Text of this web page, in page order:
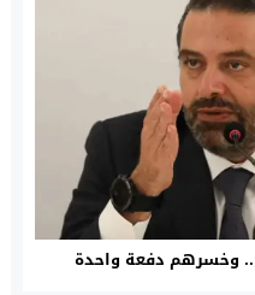
وخسرهم دفعة واحدة